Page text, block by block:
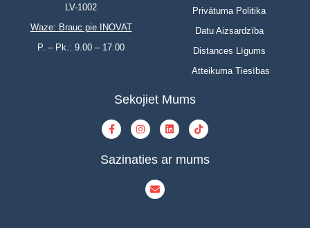
LV-1002
Waze: Brauc pie INOVAT
P. – Pk.: 9.00 – 17.00
Privātuma Politika
Datu Aizsardzība
Distances Līgums
Atteikuma Tiesības
Sekojiet Mums
Sazinaties ar mums